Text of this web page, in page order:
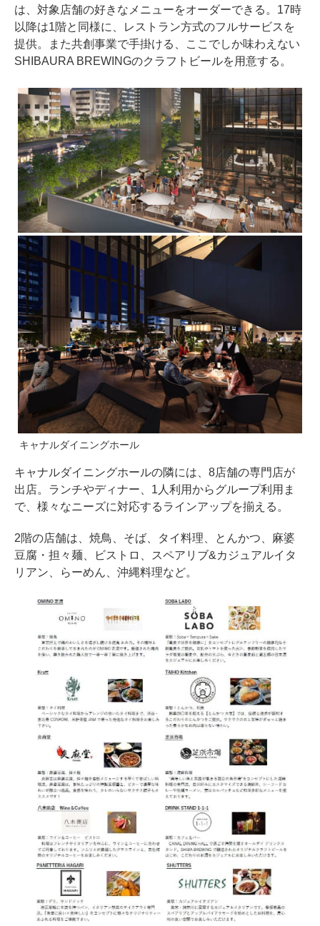
は、対象店舗の好きなメニューをオーダーできる。17時
以降は1階と同様に、レストラン方式のフルサービスを
提供。また共創事業で手掛ける、ここでしか味わえない
SHIBAURA BREWINGのクラフトビールを用意する。
キャナルダイニングホール
キャナルダイニングホールの隣には、8店舗の専門店が
出店。ランチやディナー、1人利用からグループ利用ま
で、様々なニーズに対応するラインアップを揃える。
2階の店舗は、焼鳥、そば、タイ料理、とんかつ、麻婆
豆腐・担々麺、ビストロ、スペアリブ&カジュアルイタ
リアン、らーめん、沖縄料理など。